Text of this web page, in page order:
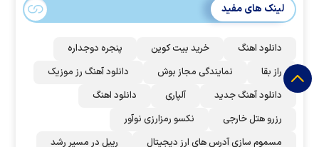
لینک های مفید
دانلود اهنگ خرید بیت کوین
پنجره دوجداره
راز بقا
نمایندگی مجاز بوش
دانلود آهنگ رز‌ موزیک
دانلود آهنگ جدید
آلپاری
دانلود اهنگ
رزرو هتل خارجی
نکسو رمزارزی نوآور
مسموم سازی آدرس های ارز دیجیتال
ریپل در مسیر رشد